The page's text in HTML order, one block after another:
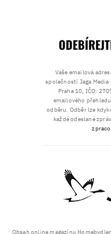
Obsah online magazínu
Vaše emailová
společností Jaga Media
Praha 10, IČO:
emailového
odběru. Odběr lze
každé odeslané